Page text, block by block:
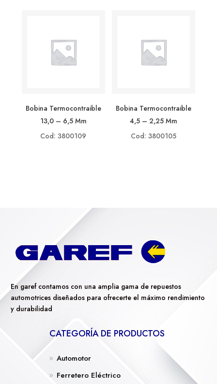
Bobina Termocontraible
13,0 – 6,5 Mm
Cod: 3800109
Bobina Termocontraible
4,5 – 2,25 Mm
Cod: 3800105
En garef contamos con una amplia gama de repuestos
automotrices diseñados para ofrecerte el máximo rendimiento
y durabilidad
CATEGORÍA DE PRODUCTOS
Automotor
Ferretero Eléctrico